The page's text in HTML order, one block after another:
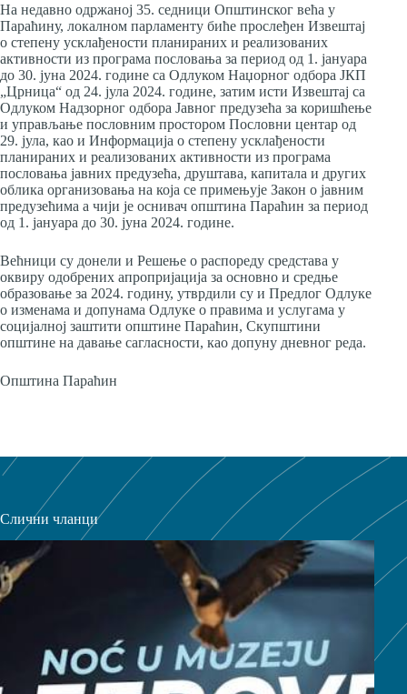
На недавно одржаној 35. седници Општинског већа у
Параћину, локалном парламенту биће прослеђен Извештај
о степену усклађености планираних и реализованих
активности из програма пословања за период од 1. јануара
до 30. јуна 2024. године са Одлуком Наџорног одбора ЈКП
„Црница“ од 24. јула 2024. године, затим исти Извештај са
Одлуком Надзорног одбора Јавног предузећа за коришћење
и управљање пословним простором Пословни центар од
29. јула, као и Информација о степену усклађености
планираних и реализованих активности из програма
пословања јавних предузећа, друштава, капитала и других
облика организовања на која се примењује Закон о јавним
предузећима а чији је оснивач општина Параћин за период
од 1. јануара до 30. јуна 2024. године.
Већници су донели и Решење о распореду средстава у
оквиру одобрених апропријација за основно и средње
образовање за 2024. годину, утврдили су и Предлог Одлуке
о изменама и допунама Одлуке о правима и услугама у
социјалној заштити општине Параћин, Скупштини
општине на давање сагласности, као допуну дневног реда.
Општина Параћин
Слични чланци